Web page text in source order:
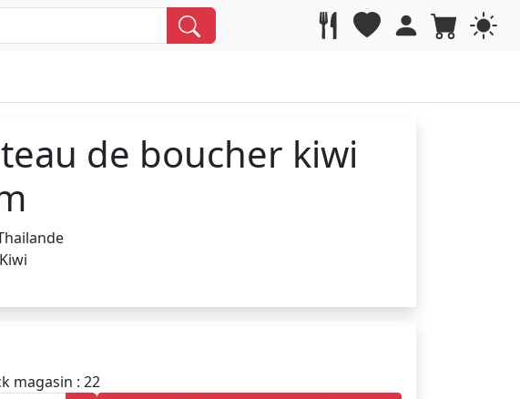
de boucher kiwi
magasin : 22